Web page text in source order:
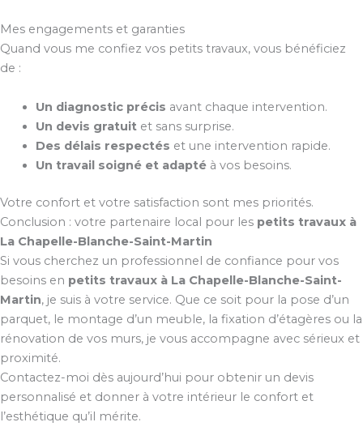
Mes engagements et garanties
Quand vous me confiez vos petits travaux, vous bénéficiez
de :
Un diagnostic précis avant chaque intervention.
Un devis gratuitet sans surprise.
Des délais respectés et une intervention rapide.
Un travail soigné et adaptéà vos besoins.
Votre confort et votre satisfaction sont mes priorités.
Conclusion : votre partenaire local pour les petits travaux à
La Chapelle-Blanche-Saint-Martin
Si vous cherchez un professionnel de confiance pour vos
besoins en petits travaux à La Chapelle-Blanche-Saint-
Martin, je suis à votre service. Que ce soit pour la pose d’un
parquet, le montage d’un meuble, la fixation d’étagères ou la
rénovation de vos murs, je vous accompagne avec sérieux et
proximité.
Contactez-moi dès aujourd’hui pour obtenir un devis
personnalisé et donner à votre intérieur le confort et
l’esthétique qu’il mérite.